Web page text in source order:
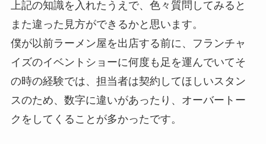
上記の知識を入れたうえで、色々質問してみると
また違った見方ができるかと思います。
僕が以前ラーメン屋を出店する前に、フランチャ
イズのイベントショーに何度も足を運んでいてそ
の時の経験では、担当者は契約してほしいスタン
スのため、数字に違いがあったり、オーバートー
クをしてくることが多かったです。